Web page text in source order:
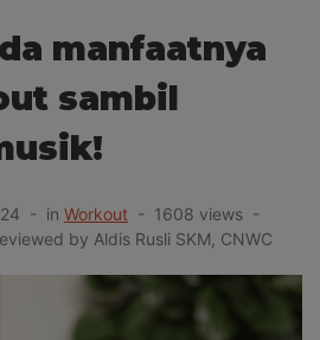
manfaatnya
sambil
- in Workout - 1608 views -
by Aldis Rusli SKM, CNWC